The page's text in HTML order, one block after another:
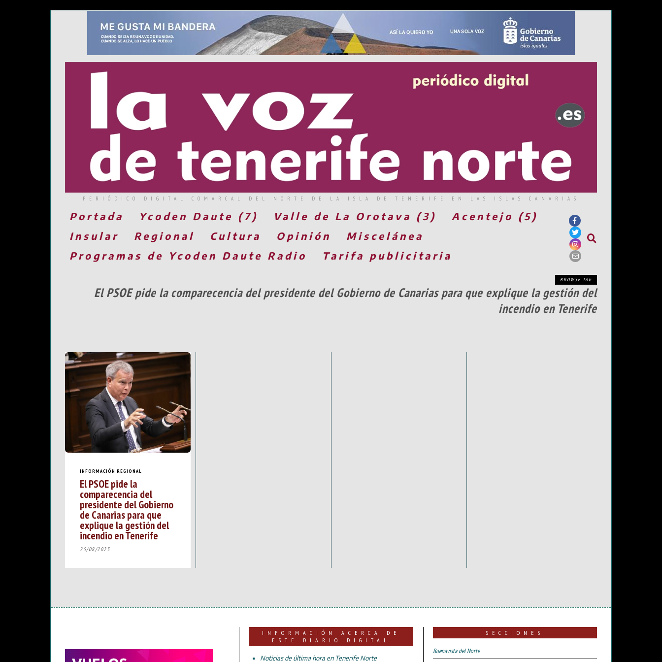
PERIÓDICO DIGITAL COMARCAL DEL NORTE DE LA ISLA DE TENERIFE EN LAS ISLAS CANARIAS
Portada Ycoden Daute (7) Valle de La Orotava (3)
Acentejo (5)
Insular
Regional Cultura Opinión
Miscelánea
Programas de Ycoden Daute Radio
Tarifa publicitaria
BROWSE TAG
El PSOE pide la comparecencia del presidente del Gobierno de Canarias para que explique la gestión del
incendio en Tenerife
INFORMACIÓN REGIONAL
El PSOE pide la
comparecencia del
presidente del Gobierno
de Canarias para que
explique la gestión del
incendio en Tenerife
25/08/2023
INFORMACIÓN ACERCA DE
ESTE DIARIO DIGITAL
Noticias de última hora en Tenerife Norte
SECCIONES
Buenavista del Norte